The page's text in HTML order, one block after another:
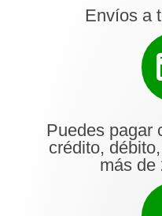
Envíos a
Puedes pagar
crédito,
más de